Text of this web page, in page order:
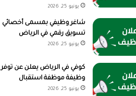
يونيو 25, 2026
شاغر وظيفي بمسمى أخصائي
تسويق رقمي في الرياض
يونيو 25, 2026
كوفي في الرياض يعلن عن توفر
وظيفة موظفة استقبال
يونيو 25, 2026